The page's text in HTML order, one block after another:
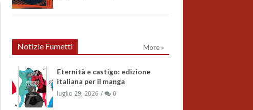
Notizie Fumetti More »
Eternità e castigo: edizione
italiana per il manga
luglio 29, 2026 0